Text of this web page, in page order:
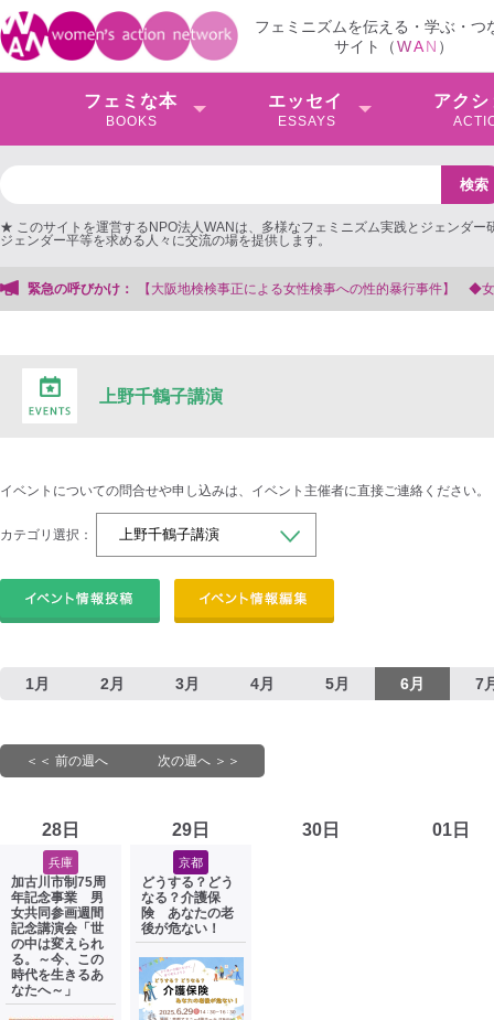
フェミニズムを伝える・学ぶ・つ
サイト（WAN ）
フェミな本
BOOKS
エッセイ
ESSAYS
アクシ
★ このサイトを運営するNPO法人WANは、多様なフェミニズム実践とジェンダー
ジェンダー平等を求める人々に交流の場を提供します。
緊急の呼びかけ：
地検検事正による女性検事への性的暴行事件】 ◆女性検事を支援する会事務局
上野千鶴子講演
イベントについての問合せや申し込みは、イベント主催者に直接ご連絡ください。
カテゴリ選択：
1月 2月 3月 4月 5月 6月 7
＜＜ 前の週へ 次の週へ ＞＞
28日
兵庫
加古川市制75周
年記念事業 男
女共同参画週間
記念講演会「世
の中は変えられ
る。～今、この
時代を生きるあ
なたへ～」
29日
京都
どうする？どう
なる？介護保
険 あなたの老
後が危ない！
30日 01日